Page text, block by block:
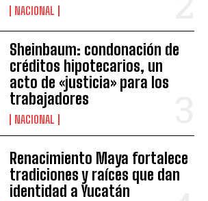
NACIONAL
Sheinbaum: condonación de
créditos hipotecarios, un
acto de «justicia» para los
trabajadores
NACIONAL
Renacimiento Maya fortalece
tradiciones y raíces que dan
identidad a Yucatán